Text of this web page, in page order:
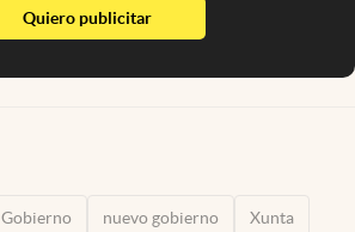
Quiero publicitarabre en nueva pestaña
Gobierno nuevo gobierno Xunta